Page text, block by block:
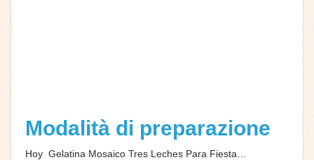
Modalità di preparazione
Hoy Gelatina Mosaico Tres Leches Para Fiesta…